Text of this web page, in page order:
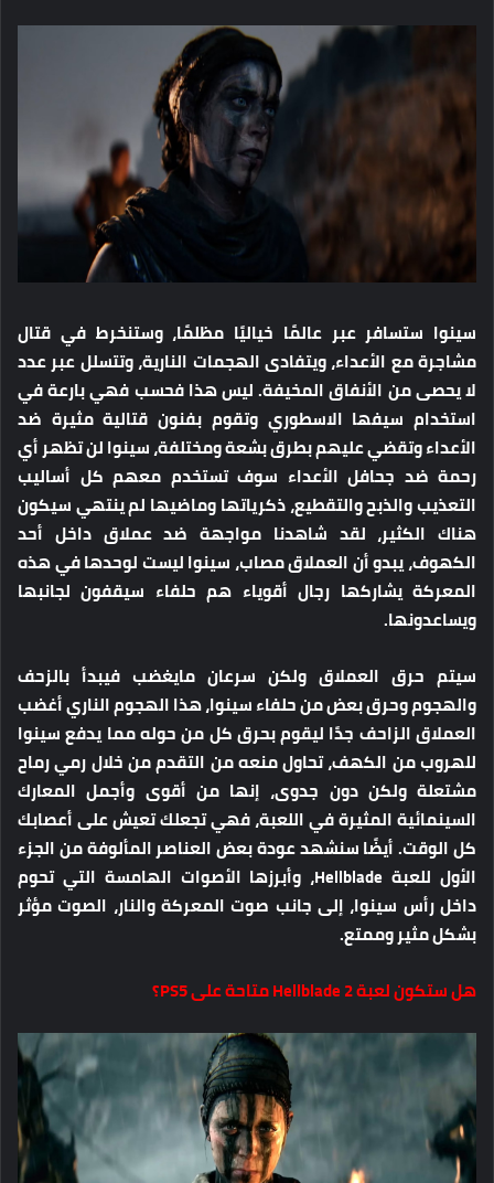
سينوا ستسافر عبر عالمًا خياليًا مظلمًا، وستنخرط في قتال
مشاجرة مع الأعداء، ويتفادى الهجمات النارية، وتتسلل عبر عدد
لا يحصى من الأنفاق المخيفة. ليس هذا فحسب فهي بارعة في
استخدام سيفها الاسطوري وتقوم بفنون قتالية مثيرة ضد
الأعداء وتقضي عليهم بطرق بشعة ومختلفة، سينوا لن تظهر أي
رحمة ضد جحافل الأعداء سوف تستخدم معهم كل أساليب
التعذيب والذبح والتقطيع، ذكرياتها وماضيها لم ينتهي سيكون
هناك الكثير، لقد شاهدنا مواجهة ضد عملاق داخل أحد
الكهوف، يبدو أن العملاق مصاب، سينوا ليست لوحدها في هذه
المعركة يشاركها رجال أقوياء هم حلفاء سيقفون لجانبها
ويساعدونها.
سيتم حرق العملاق ولكن سرعان مايغضب فيبدأ بالزحف
والهجوم وحرق بعض من حلفاء سينوا، هذا الهجوم الناري أغضب
العملاق الزاحف جدًا ليقوم بحرق كل من حوله مما يدفع سينوا
للهروب من الكهف، تحاول منعه من التقدم من خلال رمي رماح
مشتعلة ولكن دون جدوى، إنها من أقوى وأجمل المعارك
السينمائية المثيرة في اللعبة، فهي تجعلك تعيش على أعصابك
كل الوقت. أيضًا سنشهد عودة بعض العناصر المألوفة من الجزء
الأول للعبة Hellblade، وأبرزها الأصوات الهامسة التي تحوم
داخل رأس سينوا، إلى جانب صوت المعركة والنار، الصوت مؤثر
بشكل مثير وممتع.
هل ستكون لعبة Hellblade 2 متاحة على PS5؟